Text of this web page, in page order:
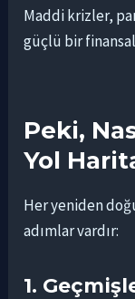
Maddi krizler,
güçlü bir
Peki,
Yol
Her yeniden
adımlar vardır:
1.